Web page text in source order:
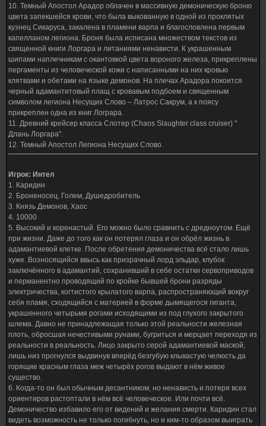
10. Темный Апостол Арадор облачен в массивную демоническую броню
цвета запекшейся крови, что была выкованную в одной из проклятых
кузнец Сикаруса, закалена в пламени варпа и благословлена первым
капелланом легиона. Броня была исписана множеством текстов из
священной книги Лоргара и литаниями ненависти. К украшенным
шипами наплечникам с окантовкой цвета вороного железа, прикреплены
пергаменты из человеческой кожи с написанными на них кровью
клятвами и обетами на языке демонов. На плечах Арадора покоится
черный адамантитовый плащ с кровавым подбоем и священным
символом легиона Несущих Слово – Латрос Сакрум, а к поясу
прикреплен одна из книг Лограра.
11. Древний крейсер класса Слотер (Chaos Slaughter class cruiser) "
Длань Лоргара".
12. Темный Апостол Легиона Несущих Слово.
Игрок: Интел
1. Каридин
2. Броненосец, Голем, Душедробитель
3. Князь Демонов, Хаос
4. 10000
5. Высокий и коренастый. Его можно было сравнить с дредноутом. Ещё
при жизни. Даже до того как он потерял глаза и он обрёл жизнь в
адамантиевой клетке. После обретения демоничества всё стало лишь
хуже. Возносящийся ввысь как призрачный лорд эльдар, клубок
заключённого в адамантий, сохранивший в себе остатки сервоприводов
и перманентно проводящий по кройке бывшей брони разряды
электричества, когтистого крылатого варпа, распространяющий вокруг
себя пламя, сходящийся с материей в форме дымящегося гиганта,
украшенного четырьмя рогами исходящими из под глухого закрытого
шлема. Давно не принадлежащая только этой реальности железная
плоть, обросшая нечестивыми рунами, бугриться и мерцает переходя из
реальности в реальность. Лицо закрыто серой адамантиевой маской,
лишь низ прогнулся выдвинув вперёд безгубую клыкастую челюсть да
горящие красным глаза меж четырёх рогов выдают в нём живое
существо.
6. Когда-то он был обычным десантником, но ненависть и потеря всех
ориентиров растоптали в нём всё человеческое. Или почти всё.
Демоничество избавило его от видений и желания смерти. Каридин стал
видеть возможность не только погибнуть, но и ким-то образом выиграть